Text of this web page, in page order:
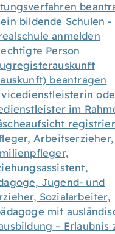
bildende Schulen -
anmelden
Person
beantragen
im
Arbeitserzieher,
Jugend- und
Sozialarbeiter,
mit
– Erlaubnis